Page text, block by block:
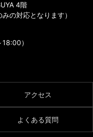
4階
みの対応となります）
）
アクセス
よくある質問